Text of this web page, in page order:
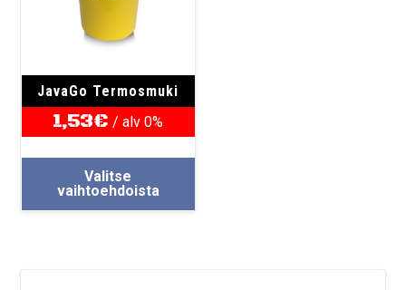
JavaGo Termosmuki
1,53€ / alv 0%
Valitse
vaihtoehdoista
Tällä